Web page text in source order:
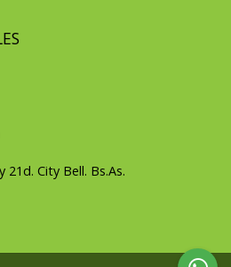
21d. City Bell. Bs.As.